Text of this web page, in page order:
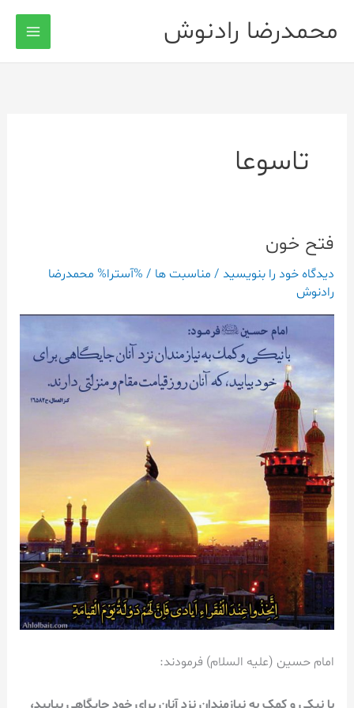
محمدرضا رادنوش
تاسوعا
فتح خون
دیدگاه‌ خود را بنویسید / مناسبت ها / %آسترا% محمدرضا
رادنوش
امام حسین (علیه السلام) فرمودند:
با نیکی و کمک به نیازمندان نزد آنان برای خود جایگاهی بیابید،
فتح